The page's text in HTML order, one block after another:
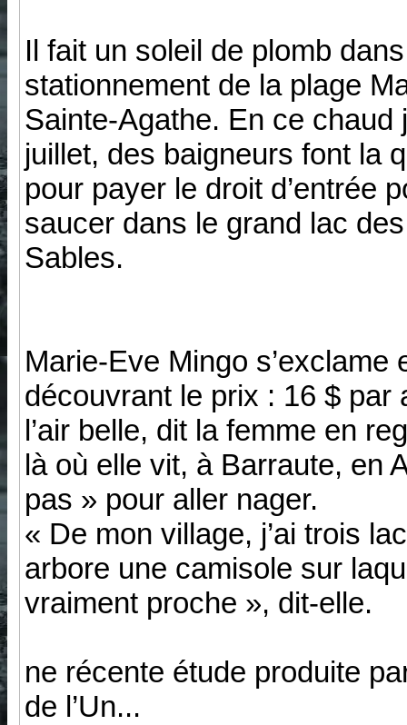
Il fait un soleil de plomb
stationnement de la plage
Sainte-Agathe. En ce chaud
juillet, des baigneurs font la
pour payer le droit d’entrée
saucer dans le grand lac des
Sables.
Marie-Eve Mingo s’exclame
découvrant le prix : 16 $ par
l’air belle, dit la femme en
là où elle vit, à Barraute, en
pas » pour aller nager.
« De mon village, j’ai trois
arbore une camisole sur
vraiment proche », dit-elle.
ne récente étude produite
de l’Un...